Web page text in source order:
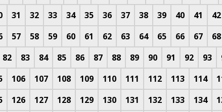
31 32 33 34 35 36 37 38 39 40 41 42
57 58 59 60 61 62 63 64 65 66 67 68
82 83 84 85 86 87 88 89 90 91 92 93
106 107 108 109 110 111 112 113 114
126 127 128 129 130 131 132 133 134